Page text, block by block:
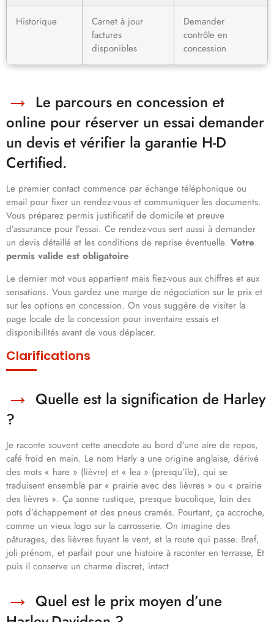
Historique
Carnet à jour
factures
disponibles
Demander
contrôle en
concession
Le parcours en concession et
online pour réserver un essai demander
un devis et vérifier la garantie H-D
Certified.
Le premier contact commence par échange téléphonique ou
email pour fixer un rendez-vous et communiquer les documents.
Vous préparez permis justificatif de domicile et preuve
d’assurance pour l’essai. Ce rendez-vous sert aussi à demander
un devis détaillé et les conditions de reprise éventuelle. Votre
permis valide est obligatoire
Le dernier mot vous appartient mais fiez-vous aux chiffres et aux
sensations. Vous gardez une marge de négociation sur le prix et
sur les options en concession. On vous suggère de visiter la
page locale de la concession pour inventaire essais et
disponibilités avant de vous déplacer.
Clarifications
Quelle est la signification de Harley
?
Je raconte souvent cette anecdote au bord d’une aire de repos,
café froid en main. Le nom Harly a une origine anglaise, dérivé
des mots « hare » (lièvre) et « lea » (presqu’île), qui se
traduisent ensemble par « prairie avec des lièvres » ou « prairie
des lièvres ». Ça sonne rustique, presque bucolique, loin des
pots d’échappement et des pneus cramés. Pourtant, ça accroche,
comme un vieux logo sur la carrosserie. On imagine des
pâturages, des lièvres fuyant le vent, et la route qui passe. Bref,
joli prénom, et parfait pour une histoire à raconter en terrasse, Et
puis il conserve un charme discret, intact
Quel est le prix moyen d’une